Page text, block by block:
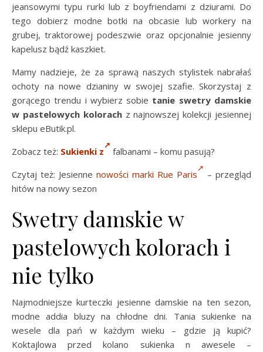
jeansowymi typu rurki lub z boyfriendami z dziurami. Do
tego dobierz modne botki na obcasie lub workery na
grubej, traktorowej podeszwie oraz opcjonalnie jesienny
kapelusz bądź kaszkiet.
Mamy nadzieje, że za sprawą naszych stylistek nabrałaś
ochoty na nowe dzianiny w swojej szafie. Skorzystaj z
gorącego trendu i wybierz sobie tanie swetry damskie
w pastelowych kolorachz najnowszej kolekcji jesiennej
sklepu eButik.pl.
Zobacz też: Sukienki z
falbanami – komu pasują?
Czytaj też: Jesienne nowości marki Rue Paris
– przegląd
hitów na nowy sezon
Swetry damskie w
pastelowych kolorach i
nie tylko
Najmodniejsze kurteczki jesienne damskie na ten sezon,
modne addia bluzy na chłodne dni. Tania sukienke na
wesele dla pań w każdym wieku – gdzie ją kupić?
Koktajlowa przed kolano sukienka n awesele –